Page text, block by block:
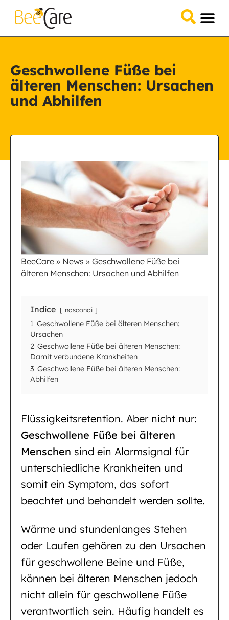
Geschwollene Füße bei
älteren Menschen: Ursachen
und Abhilfen
BeeCare » News » Geschwollene Füße bei
älteren Menschen: Ursachen und Abhilfen
Indice nascondi
1 Geschwollene Füße bei älteren Menschen:
Ursachen
2 Geschwollene Füße bei älteren Menschen:
Damit verbundene Krankheiten
3 Geschwollene Füße bei älteren Menschen:
Abhilfen
Flüssigkeitsretention. Aber nicht nur:
Geschwollene Füße bei älteren
Menschen sind ein Alarmsignal für
unterschiedliche Krankheiten und
somit ein Symptom, das sofort
beachtet und behandelt werden sollte.
Wärme und stundenlanges Stehen
oder Laufen gehören zu den Ursachen
für geschwollene Beine und Füße,
können bei älteren Menschen jedoch
nicht allein für geschwollene Füße
verantwortlich sein. Häufig handelt es